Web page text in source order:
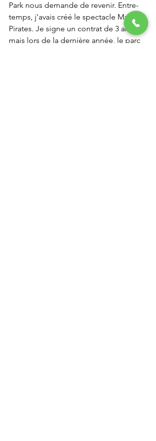
Park nous demande de revenir. Entre-
temps, j'avais créé le spectacle Magic
Pirates. Je signe un contrat de 3 ans,
mais lors de la dernière année, le parc